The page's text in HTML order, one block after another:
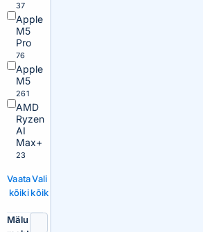
37
Apple
M5
Pro
76
Apple
M5
261
AMD
Ryzen
AI
Max+
23
Vaata
kõiki
Vali
kõik
Mälu